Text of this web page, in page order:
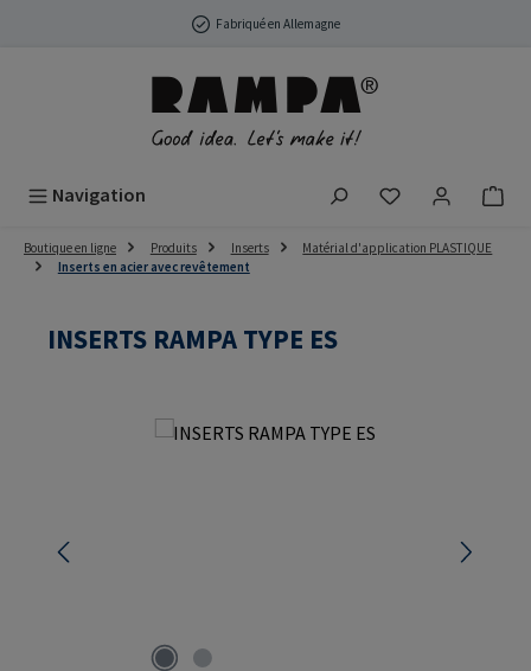
Passer au contenu principalFabriqué en Allemagne
Navigation Vous avez 0
Boutique en ligne Produits Inserts
Matérial d'application PLASTIQUE
Inserts en acier avec revêtement
INSERTS RAMPA TYPE ES
Ignorer la galerie d'images